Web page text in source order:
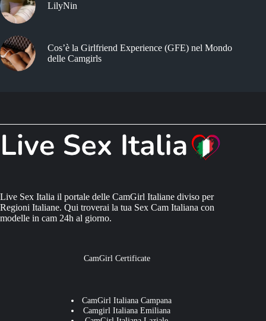
LilyNin
Cos’è la Girlfriend Experience (GFE) nel Mondo
delle Camgirls
Live Sex Italia il portale delle CamGirl Italiane diviso per
Regioni Italiane. Qui troverai la tua Sex Cam Italiana con
modelle in cam 24h al giorno.
CamGirl Certificate
CamGirl Italiana Campana
Camgirl Italiana Emiliana